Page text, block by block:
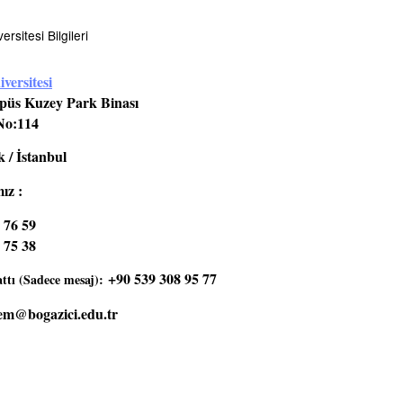
Bilgileri
Kuzey Park Binası
/ İstanbul
:
59
38
(Sadece mesaj): +90 539 308 95 77